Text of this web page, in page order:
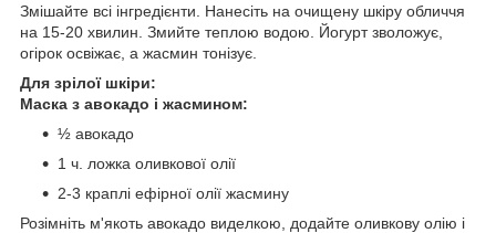
Змішайте всі інгредієнти. Нанесіть на очищену шкіру обличчя
на 15-20 хвилин. Змийте теплою водою. Йогурт зволожує,
огірок освіжає, а жасмин тонізує.
Для зрілої шкіри:
Маска з авокадо і жасмином:
½ авокадо
1 ч. ложка оливкової олії
2-3 краплі ефірної олії жасмину
Розімніть м'якоть авокадо виделкою, додайте оливкову олію і